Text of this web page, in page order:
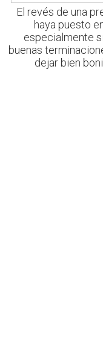
El revés de una
haya puesto
especialmente
buenas
dejar bien